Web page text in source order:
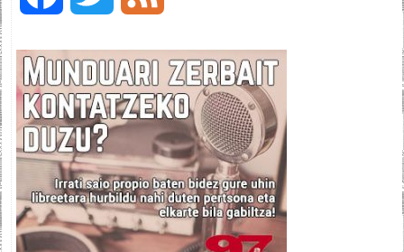
c
e
b
o
i
t
t
e
e
d